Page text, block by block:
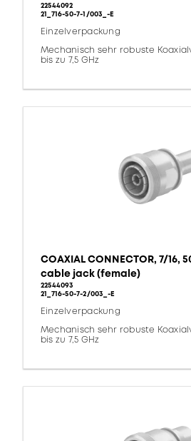
22544092
21_716-50-7-1/003_-E
Einzelverpackung
Mechanisch sehr robuste
bis zu 7,5 GHz
COAXIAL CONNECTOR, 7/16,
cable jack (female)
22544093
21_716-50-7-2/003_-E
Einzelverpackung
Mechanisch sehr robuste
bis zu 7,5 GHz